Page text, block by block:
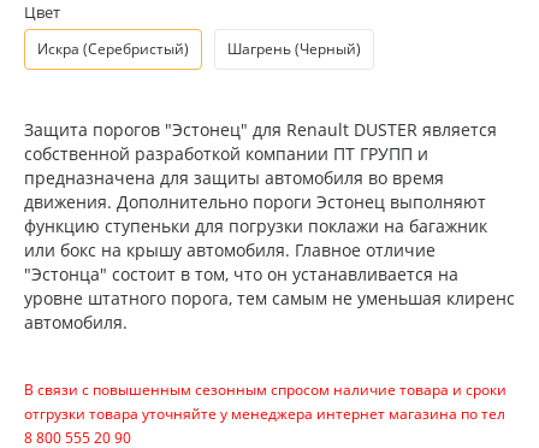
Цвет
Искра (Серебристый) Шагрень (Черный)
Защита порогов "Эстонец" для Renault DUSTER является
собственной разработкой компании ПТ ГРУПП и
предназначена для защиты автомобиля во время
движения. Дополнительно пороги Эстонец выполняют
функцию ступеньки для погрузки поклажи на багажник
или бокс на крышу автомобиля. Главное отличие
"Эстонца" состоит в том, что он устанавливается на
уровне штатного порога, тем самым не уменьшая клиренс
автомобиля.
В связи с повышенным сезонным спросом наличие товара и сроки
отгрузки товара уточняйте у менеджера интернет магазина по тел
8 800 555 20 90